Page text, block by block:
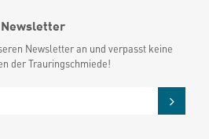
Newsletter
Newsletter an und verpasst keine
der Trauringschmiede!